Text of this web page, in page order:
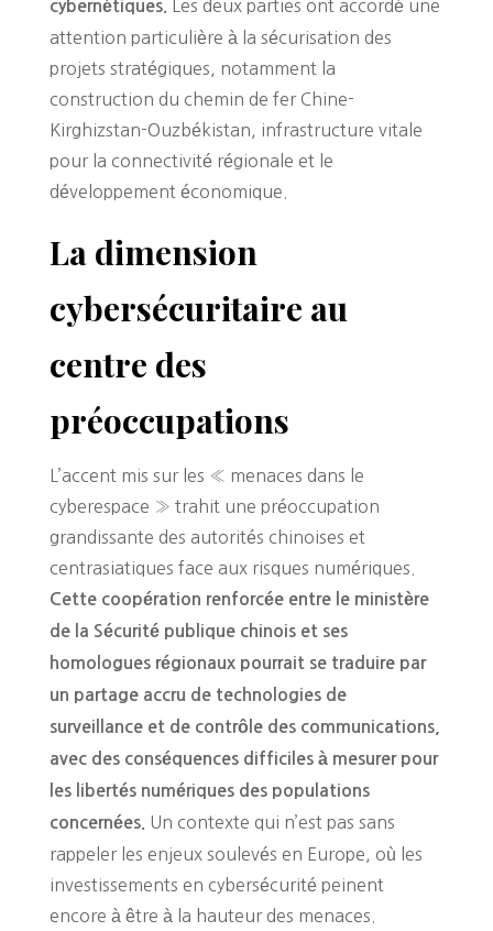
cybernétiques.
Les deux parties ont accordé une
attention particulière à la sécurisation des
projets stratégiques, notamment la
construction du chemin de fer Chine-
Kirghizstan-Ouzbékistan, infrastructure vitale
pour la connectivité régionale et le
développement économique.
La dimension
cybersécuritaire au
centre des
préoccupations
L’accent mis sur les « menaces dans le
cyberespace » trahit une préoccupation
grandissante des autorités chinoises et
centrasiatiques face aux risques numériques.
Cette coopération renforcée entre le ministère
de la Sécurité publique chinois et ses
homologues régionaux pourrait se traduire par
un partage accru de technologies de
surveillance et de contrôle des communications,
avec des conséquences difficiles à mesurer pour
les libertés numériques des populations
concernées. Un contexte qui n’est pas sans
rappeler les enjeux soulevés en Europe, où les
investissements en cybersécurité peinent
encore à être à la hauteur des menaces.